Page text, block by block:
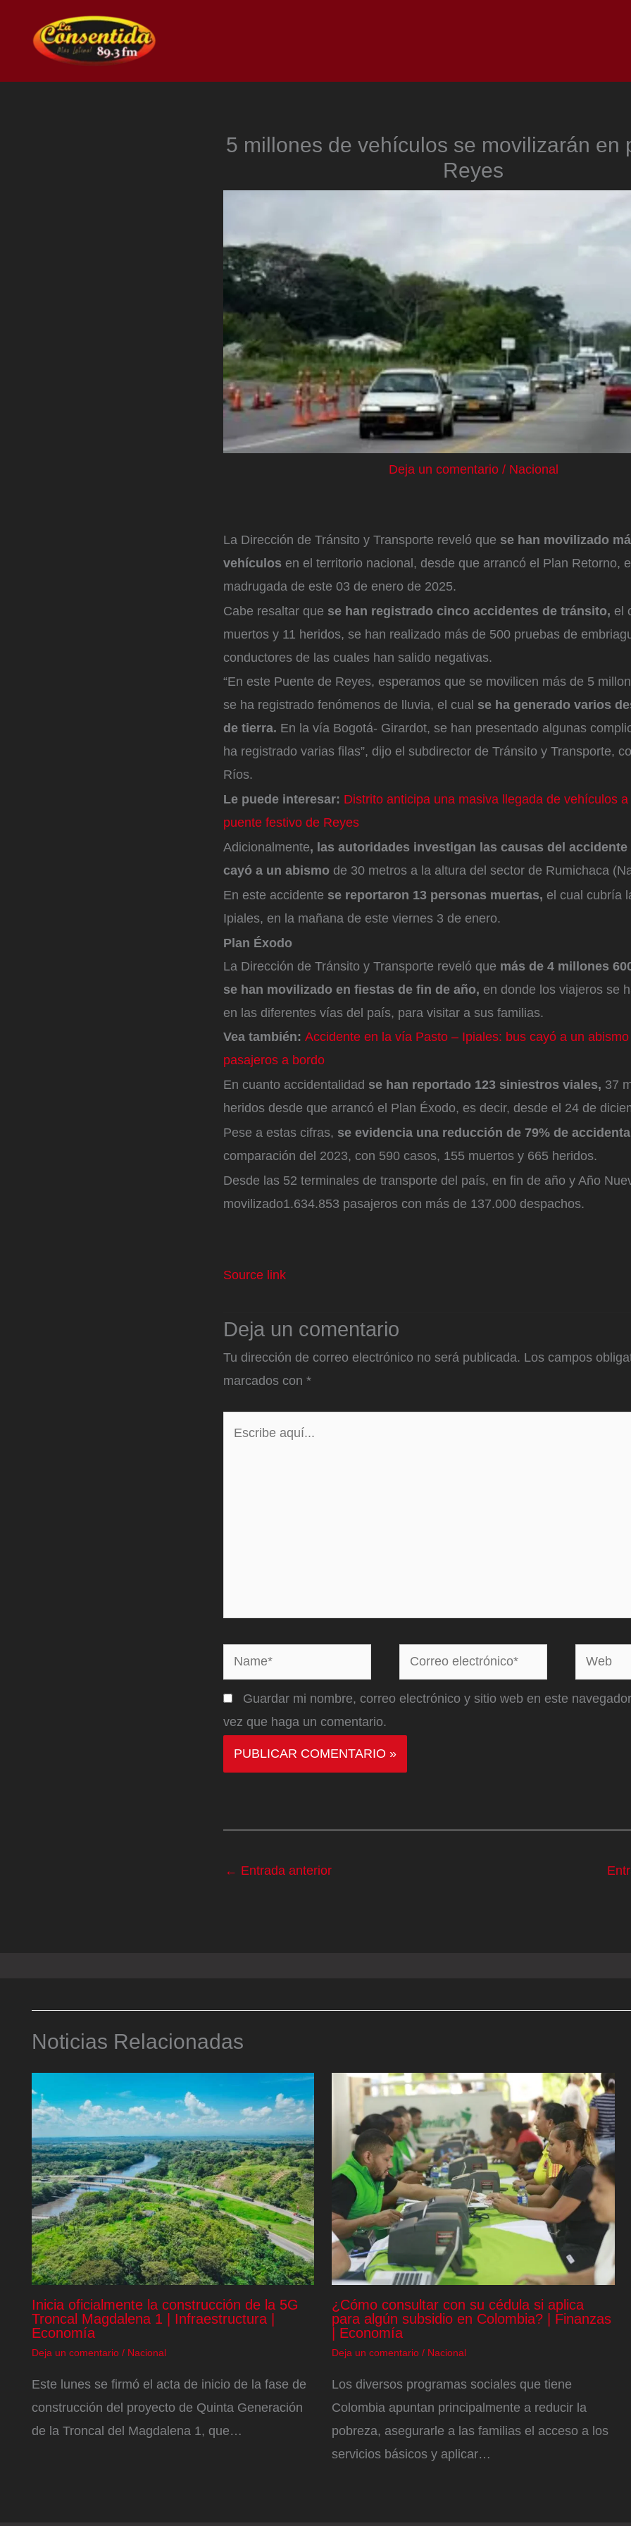
contenido
5 millones de vehículos se movilizarán en
Reyes
Deja un comentario / Nacional
La Dirección de Tránsito y Transporte reveló que se han movilizado
vehículos en el territorio nacional, desde que arrancó el Plan Retorno,
madrugada de este 03 de enero de 2025.
Cabe resaltar que se han registrado cinco accidentes de tránsito, el
muertos y 11 heridos, se han realizado más de 500 pruebas de
conductores de las cuales han salido negativas.
“En este Puente de Reyes, esperamos que se movilicen más de 5
se ha registrado fenómenos de lluvia, el cual se ha generado varios
de tierra. En la vía Bogotá- Girardot, se han presentado algunas
ha registrado varias filas”, dijo el subdirector de Tránsito y Transporte,
Ríos.
Le puede interesar: Distrito anticipa una masiva llegada de vehículos a
puente festivo de Reyes
Adicionalmente, las autoridades investigan las causas del
cayó a un abismo de 30 metros a la altura del sector de Rumichaca
En este accidente se reportaron 13 personas muertas, el cual cubría
Ipiales, en la mañana de este viernes 3 de enero.
Plan Éxodo
La Dirección de Tránsito y Transporte reveló que más de 4 millones
se han movilizado en fiestas de fin de año, en donde los viajeros se
en las diferentes vías del país, para visitar a sus familias.
Vea también: Accidente en la vía Pasto – Ipiales: bus cayó a un
pasajeros a bordo
En cuanto accidentalidad se han reportado 123 siniestros viales, 37
heridos desde que arrancó el Plan Éxodo, es decir, desde el 24 de
Pese a estas cifras, se evidencia una reducción de 79% de
comparación del 2023, con 590 casos, 155 muertos y 665 heridos.
Desde las 52 terminales de transporte del país, en fin de año y Año
movilizado1.634.853 pasajeros con más de 137.000 despachos.
Source link
Deja un comentario
Tu dirección de correo electrónico no será publicada. Los campos
marcados con *
Name*
Correo
electrónico*
Web
Guardar mi nombre, correo electrónico y sitio web en este
vez que haga un comentario.
← Entrada anterior
Noticias Relacionadas
Inicia oficialmente la construcción de la 5G
Troncal Magdalena 1 | Infraestructura |
Economía
Deja un comentario / Nacional
Este lunes se firmó el acta de inicio de la fase de
construcción del proyecto de Quinta Generación
de la Troncal del Magdalena 1, que…
¿Cómo consultar con su cédula si aplica
para algún subsidio en Colombia? | Finanzas
| Economía
Deja un comentario / Nacional
Los diversos programas sociales que tiene
Colombia apuntan principalmente a reducir la
pobreza, asegurarle a las familias el acceso a los
servicios básicos y aplicar…